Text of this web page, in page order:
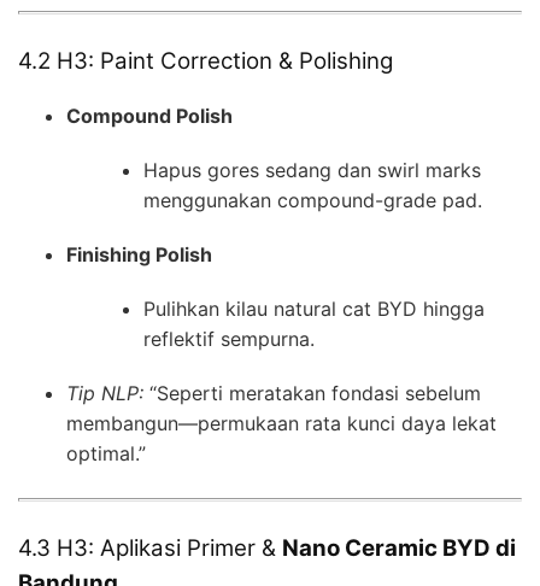
4.2 H3: Paint Correction & Polishing
Compound Polish
Hapus gores sedang dan swirl marks
menggunakan compound-grade pad.
Finishing Polish
Pulihkan kilau natural cat BYD hingga
reflektif sempurna.
Tip NLP: “Seperti meratakan fondasi sebelum
membangun—permukaan rata kunci daya lekat
optimal.”
4.3 H3: Aplikasi Primer & Nano Ceramic BYD di